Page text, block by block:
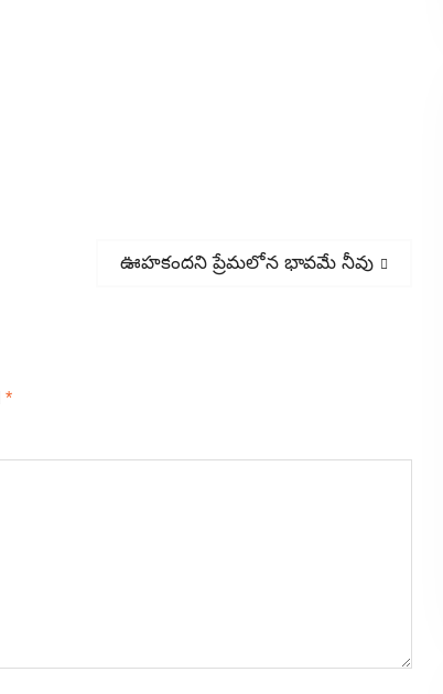
Next
ఊహకందని ప్రేమలోన భావమే నీవు
*